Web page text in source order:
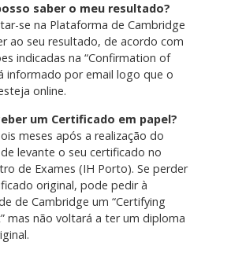
saber o meu resultado?
se na Plataforma de Cambridge
ao seu resultado, de acordo com
indicadas na “Confirmation of
informado por email logo que o
online.
um Certificado em papel?
meses após a realização do
levante o seu certificado no
de Exames (IH Porto). Se perder
original, pode pedir à
de Cambridge um “Certifying
mas não voltará a ter um diploma